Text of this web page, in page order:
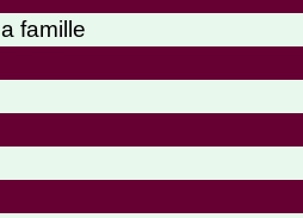
famille